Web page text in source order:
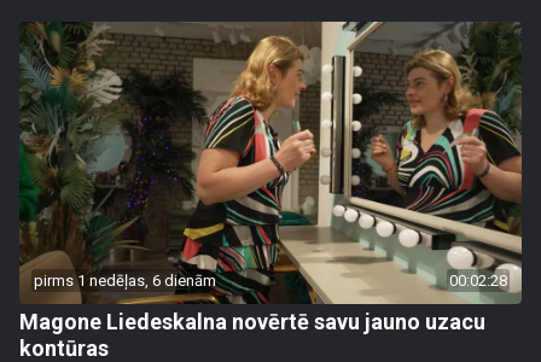
pirms 1 nedēļas, 6 dienām 00:02:28
Magone Liedeskalna novērtē savu jauno uzacu
kontūras